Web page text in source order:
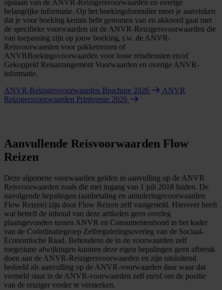
opslaan van de ANVR-Reizigersvoorwaarden en overige
belangrijke informatie. Op het boekingsformulier moet je aanvinken
dat je voor boeking kennis hebt genomen van en akkoord gaat met
de specifieke voorwaarden uit de ANVR-Reizigersvoorwaarden die
van toepassing zijn op jouw boeking, t.w. de ANVR-
Reisvoorwaarden voor pakketreizen of
ANVRBoekingsvoorwaarden voor losse reisdiensten en/of
Gekoppeld Reisarrangement Voorwaarden en overige ANVR-
informatie.
ANVR-Reizigersvoorwaarden Brochure 2026
ANVR
Reizigersvoorwaarden Printversie 2026
Aanvullende Reisvoorwaarden Flow
Reizen
Deze algemene voorwaarden gelden in aanvulling op de ANVR
Reisvoorwaarden zoals die met ingang van 1 juli 2018 luiden. De
navolgende bepalingen (aanbetaling en annuleringsvoorwaarden
Flow Reizen) zijn door Flow Reizen zelf vastgesteld. Hierover heeft
wat betreft de inhoud van deze artikelen geen overleg
plaatsgevonden tussen ANVR en Consumentenbond in het kader
van de Coördinatiegroep Zelfreguleringsoverleg van de Sociaal-
Economische Raad. Behoudens de in de voorwaarden zelf
toegestane afwijkingen kunnen deze eigen bepalingen geen afbreuk
doen aan de ANVR-Reizigersvoorwaarden en zijn uitsluitend
bedoeld als aanvulling op de ANVR-voorwaarden daar waar dat
vermeld staat in de ANVR-voorwaarden zelf en/of om de positie
van de reiziger verder te versterken.